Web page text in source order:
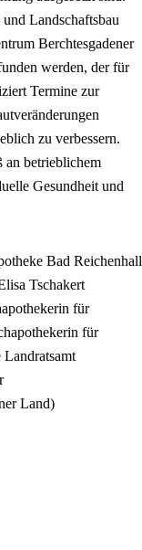
Landschaftsbau
Berchtesgadener
werden, der für
Termine zur
zu verbessern.
an betrieblichem
Gesundheit und
Bad Reichenhall
Tschakert
für
für
Land)